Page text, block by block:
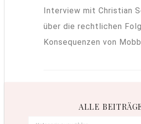
Interview mit Christian
über die rechtlichen
Konsequenzen von
ALLE